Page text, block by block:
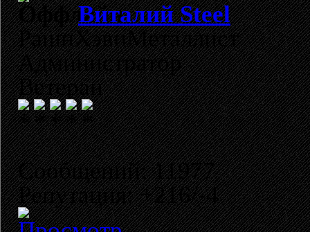
Виталий Steel
РашнХэвиМеталлист
Администратор
Ветеран
Сообщений: 11977
Репутация: +216/-4